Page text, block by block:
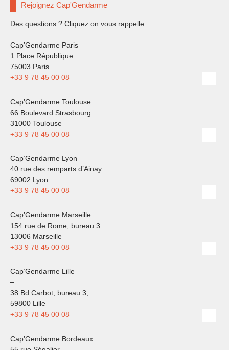
Rejoignez Cap'Gendarme
Des questions ? Cliquez on vous rappelle
Cap’Gendarme Paris
1 Place République
75003 Paris
+33 9 78 45 00 08
Cap’Gendarme Toulouse
66 Boulevard Strasbourg
31000 Toulouse
+33 9 78 45 00 08
Cap’Gendarme Lyon
40 rue des remparts d’Ainay
69002 Lyon
+33 9 78 45 00 08
Cap’Gendarme Marseille
154 rue de Rome, bureau 3
13006 Marseille
+33 9 78 45 00 08
Cap’Gendarme Lille
–
38 Bd Carbot, bureau 3,
59800 Lille
+33 9 78 45 00 08
Cap’Gendarme Bordeaux